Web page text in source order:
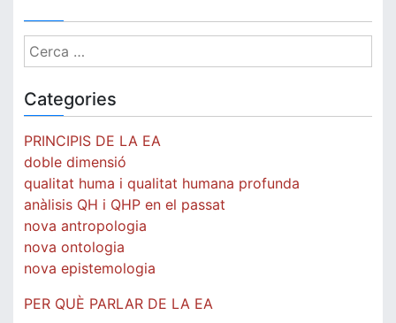
Cerca:
Categories
PRINCIPIS DE LA EA
doble dimensió
qualitat huma i qualitat humana profunda
anàlisis QH i QHP en el passat
nova antropologia
nova ontologia
nova epistemologia
PER QUÈ PARLAR DE LA EA